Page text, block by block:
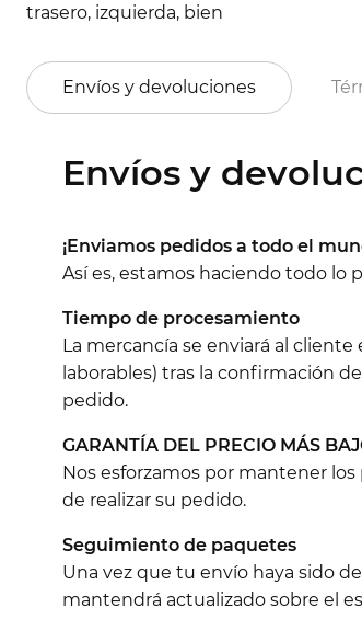
trasero, izquierda, bien
Envíos y devoluciones
Envíos y
¡Enviamos pedidos a todo el
Así es, estamos haciendo todo
Tiempo de procesamiento
La mercancía se enviará al
laborables) tras la confirmación
pedido.
GARANTÍA DEL PRECIO MÁS
Nos esforzamos por mantener
de realizar su pedido.
Seguimiento de paquetes
Una vez que tu envío haya sido
mantendrá actualizado sobre el